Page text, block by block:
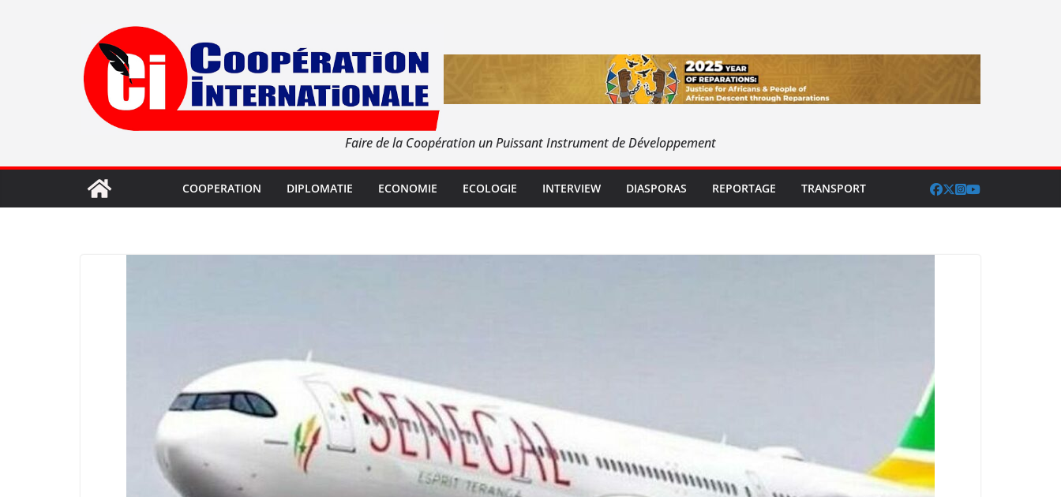
Faire de la Coopération un Puissant Instrument de Développement
COOPERATION DIPLOMATIE ECONOMIE ECOLOGIE INTERVIEW DIASPORAS REPORTAGE TRANSPORT